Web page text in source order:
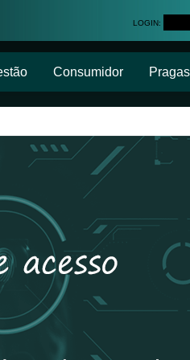
LOGIN:
Consumidor Pragas